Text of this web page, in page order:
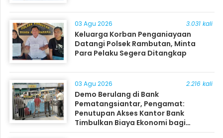
03 Agu 2026 3.031 kali
Keluarga Korban Penganiayaan
Datangi Polsek Rambutan, Minta
Para Pelaku Segera Ditangkap
03 Agu 2026 2.216 kali
Demo Berulang di Bank
Pematangsiantar, Pengamat:
Penutupan Akses Kantor Bank
Timbulkan Biaya Ekonomi bagi
Masyarakat